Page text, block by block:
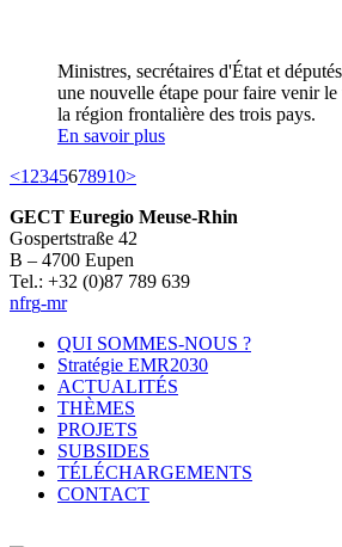
Ministres, secrétaires d'État et
une nouvelle étape pour faire venir le
la région frontalière des trois pays.
En savoir plus
<1 2345678910>
GECT Euregio Meuse-Rhin
Gospertstraße 42
B – 4700 Eupen
Tel.: +32 (0)87 789 639
nfrg-mr
QUI SOMMES-NOUS ?
Stratégie EMR2030
ACTUALITÉS
THÈMES
PROJETS
SUBSIDES
TÉLÉCHARGEMENTS
CONTACT